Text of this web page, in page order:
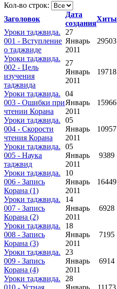
Кол-во строк:
Заголовок
Дата
создания
Хиты
Уроки таджвида.
001 - Вступление
о таджвиде
27
Январь
2011
29503
Уроки таджвида.
002 - Цель
изучения
таджвида
27
Январь
2011
19718
Уроки таджвида.
003 - Ошибки при
чтении Корана
04
Январь
2011
15966
Уроки таджвида.
004 - Скорости
чтения Корана
05
Январь
2011
10957
Уроки таджвида.
005 - Наука
таджвид
05
Январь
2011
9389
Уроки таджвида.
006 - Запись
Корана (1)
10
Январь
2011
16449
Уроки таджвида.
007 - Запись
Корана (2)
14
Январь
2011
6928
Уроки таджвида.
008 - Запись
Корана (3)
18
Январь
2011
7195
Уроки таджвида.
009 - Запись
Корана (4)
23
Январь
2011
6914
Уроки таджвида.
010 - Устная
28
Январь
11173